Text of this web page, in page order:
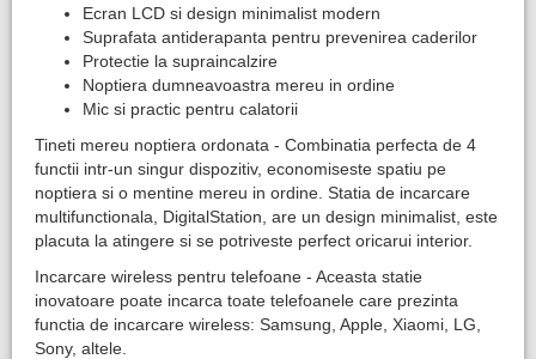
Ecran LCD si design minimalist modern
Suprafata antiderapanta pentru prevenirea caderilor
Protectie la supraincalzire
Noptiera dumneavoastra mereu in ordine
Mic si practic pentru calatorii
Tineti mereu noptiera ordonata - Combinatia perfecta de 4
functii intr-un singur dispozitiv, economiseste spatiu pe
noptiera si o mentine mereu in ordine. Statia de incarcare
multifunctionala, DigitalStation, are un design minimalist, este
placuta la atingere si se potriveste perfect oricarui interior.
Incarcare wireless pentru telefoane - Aceasta statie
inovatoare poate incarca toate telefoanele care prezinta
functia de incarcare wireless: Samsung, Apple, Xiaomi, LG,
Sony, altele.